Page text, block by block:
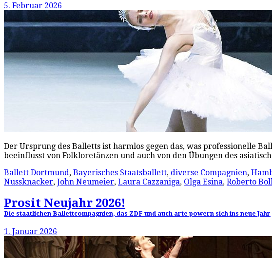
5. Februar 2026
Der Ursprung des Balletts ist harmlos gegen das, was professionelle
beeinflusst von Folkloretänzen und auch von den Übungen des
Ballett Dortmund, Bayerisches Staatsballett, diverse Compagnien,
Nussknacker, John Neumeier, Laura Cazzaniga, Olga Esina, Roberto
Prosit Neujahr 2026!
Die staatlichen Ballettcompagnien, das ZDF und auch arte powern sich ins neue Jahr
1. Januar 2026